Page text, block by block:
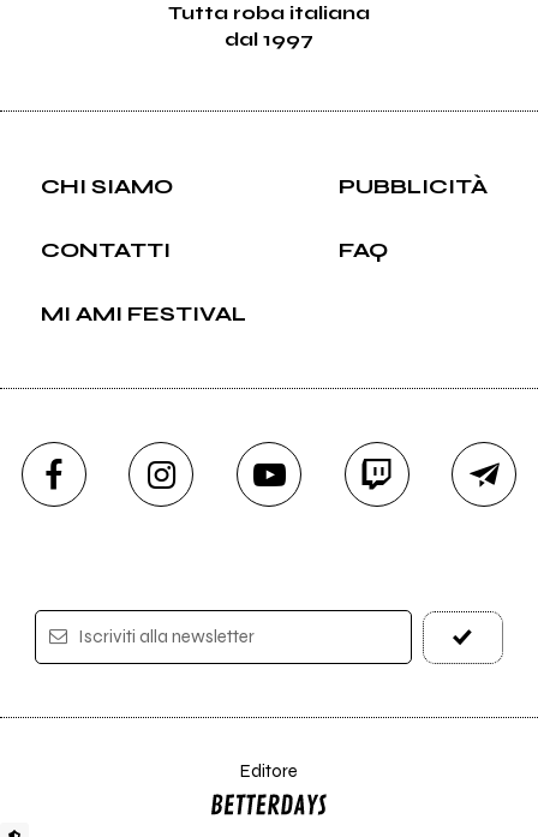
Tutta roba italiana
dal 1997
CHI SIAMO PUBBLICITÀ
CONTATTI FAQ
MI AMI FESTIVAL
Iscriviti alla newsletter
Editore